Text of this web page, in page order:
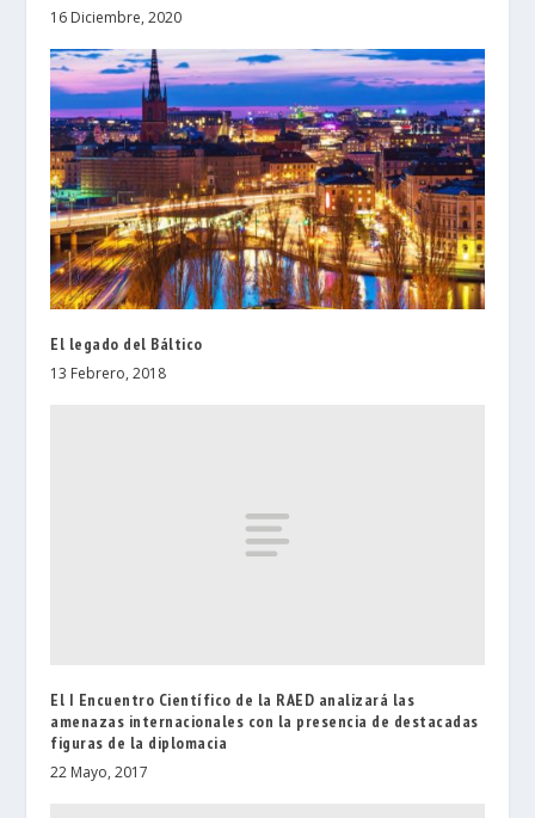
16 Diciembre, 2020
El legado del Báltico
13 Febrero, 2018
El I Encuentro Científico de la RAED analizará las
amenazas internacionales con la presencia de destacadas
figuras de la diplomacia
22 Mayo, 2017